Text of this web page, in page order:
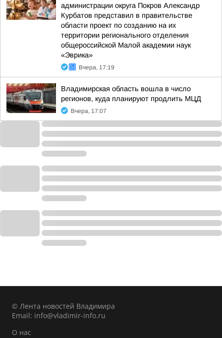
администрации округа Покров Александр
Курбатов представил в правительстве
области проект по созданию на их
территории регионального отделения
общероссийской Малой академии наук
«Эврика»
Вчера, 17:19
Владимирская область вошла в число
регионов, куда планируют продлить МЦД
Вчера, 17:07
© Лента новостей Владимира
Email: info@vladimir-info.ru
О нас